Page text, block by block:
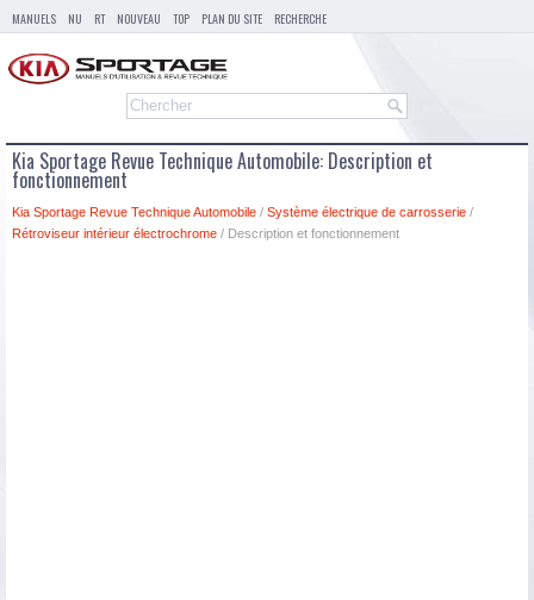
MANUELS NU RT NOUVEAU TOP PLAN DU SITE RECHERCHE
Kia Sportage Revue Technique Automobile: Description et
fonctionnement
Kia Sportage Revue Technique Automobile / Système électrique de carrosserie /
Rétroviseur intérieur électrochrome / Description et fonctionnement